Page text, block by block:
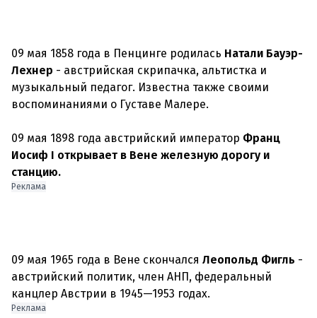
09 мая 1858 года в Пенцинге родилась Натали Бауэр-
Лехнер - австрийская скрипачка, альтистка и
музыкальный педагог. Известна также своими
воспоминаниями о Густаве Малере.
09 мая 1898 года австрийский император Франц
Иосиф I открывает в Вене железную дорогу и
станцию.
Реклама
09 мая 1965 года в Вене скончался Леопольд Фигль -
австрийский политик, член АНП, федеральный
канцлер Австрии в 1945—1953 годах.
Реклама